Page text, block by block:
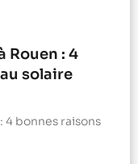
Rouen : 4
solaire
4 bonnes raisons